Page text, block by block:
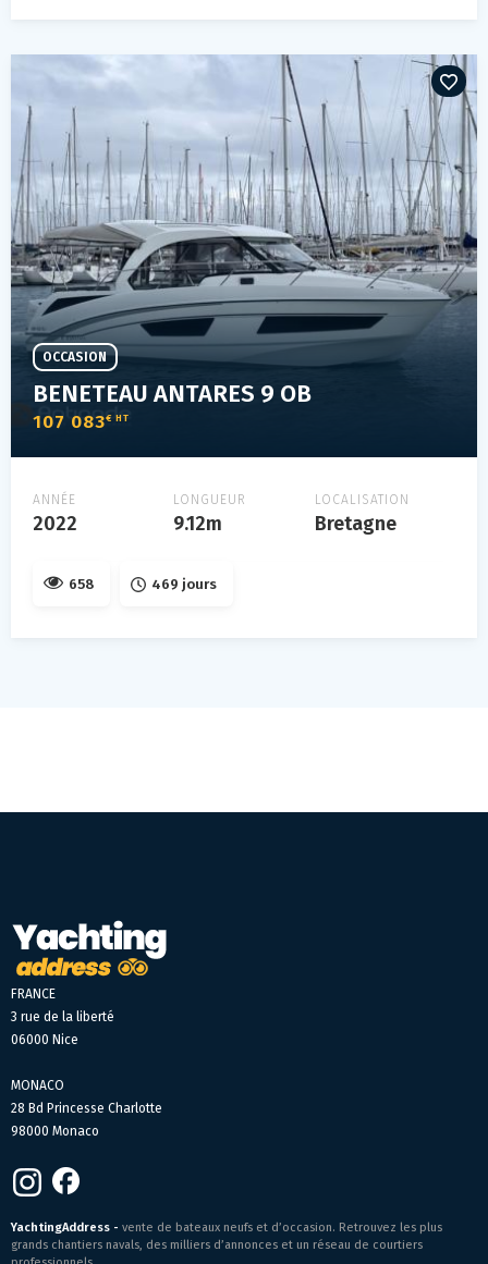
BENETEAU ANTARES 9 OB
107 083€ HT
OCCASION
ANNÉE
2022
LONGUEUR
9.12m
LOCALISATION
Bretagne
658 469 jours
FRANCE
3 rue de la liberté
06000 Nice
MONACO
28 Bd Princesse Charlotte
98000 Monaco
YachtingAddress - vente de bateaux neufs et d’occasion. Retrouvez les plus
grands chantiers navals, des milliers d’annonces et un réseau de courtiers